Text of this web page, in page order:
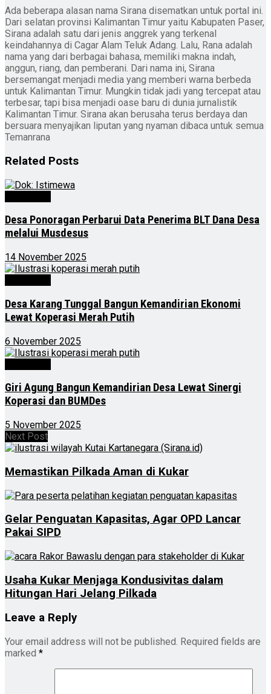
Ada beberapa alasan nama Sirana disematkan untuk portal ini.
Dari selatan provinsi Kalimantan Timur yaitu Kabupaten Paser,
Sirana adalah satu dari jenis anggrek yang terkenal
keindahannya di Cagar Alam Teluk Adang. Lalu, Rana adalah
nama yang dari berbagai bahasa, memiliki makna indah,
anggun, riang, dan pemberani. Dari nama ini, Sirana
bersemangat menjadi media yang memberi warna berbeda
untuk Kalimantan Timur. Mungkin tidak jadi yang tercepat atau
terbesar, tapi bisa menjadi oase baru di dunia jurnalistik
Kalimantan Timur. Sirana akan berusaha terus berdaya dan
bersuara menyajikan liputan yang nyaman dibaca untuk semua
Temanrana
Related Posts
Desa Ponoragan Perbarui Data Penerima BLT Dana Desa
melalui Musdesus
14 November 2025
Desa Karang Tunggal Bangun Kemandirian Ekonomi
Lewat Koperasi Merah Putih
6 November 2025
Giri Agung Bangun Kemandirian Desa Lewat Sinergi
Koperasi dan BUMDes
5 November 2025
Next Post
Memastikan Pilkada Aman di Kukar
Gelar Penguatan Kapasitas, Agar OPD Lancar
Pakai SIPD
Usaha Kukar Menjaga Kondusivitas dalam
Hitungan Hari Jelang Pilkada
Leave a Reply
Your email address will not be published. Required fields are
marked *